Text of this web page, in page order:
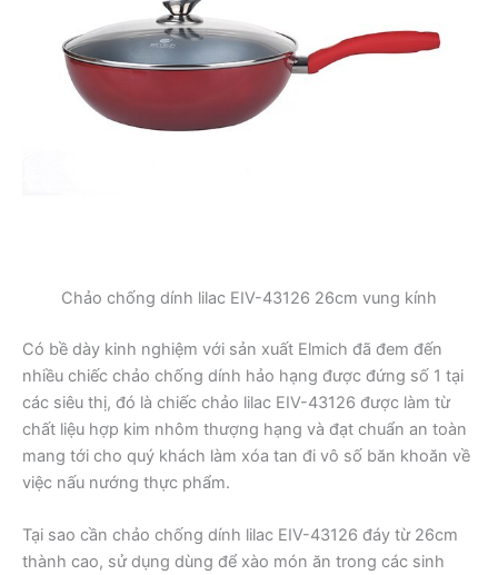
Chảo chống dính lilac EIV-43126 26cm vung kính
Có bề dày kinh nghiệm với sản xuất Elmich đã đem đến
nhiều chiếc chảo chống dính hảo hạng được đứng số 1 tại
các siêu thị, đó là chiếc chảo lilac EIV-43126 được làm từ
chất liệu hợp kim nhôm thượng hạng và đạt chuẩn an toàn
mang tới cho quý khách làm xóa tan đi vô số băn khoăn về
việc nấu nướng thực phẩm.
Tại sao cần chảo chống dính lilac EIV-43126 đáy từ 26cm
thành cao, sử dụng dùng để xào món ăn trong các sinh